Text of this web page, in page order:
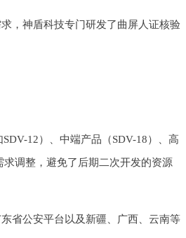
，神盾科技专门研发了曲屏人证核验
12）、中端产品（SDV-18）、高
调整，避免了后期二次开发的资源
省公安平台以及新疆、广西、云南等